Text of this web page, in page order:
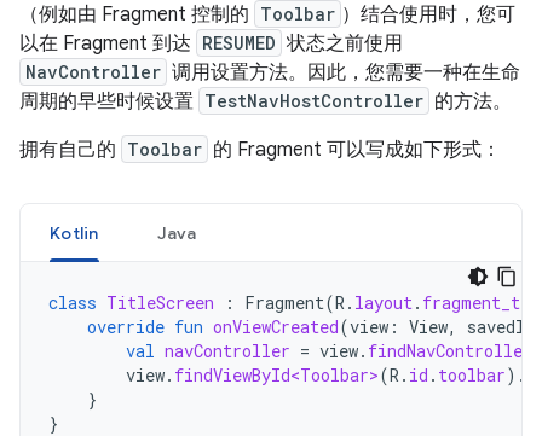
（例如由 Fragment 控制的 Toolbar ）结合使用时，您可
以在 Fragment 到达 RESUMED 状态之前使用
NavController 调用设置方法。因此，您需要一种在生命
周期的早些时候设置 TestNavHostController 的方法。
拥有自己的 Toolbar 的 Fragment 可以写成如下形式：
Kotlin Java
class TitleScreen : Fragment(R . layout .
override fun onViewCreated(view : View,
val navController = view. findNavController
view. findViewById<Toolbar>(R . id . toolbar).
}
}